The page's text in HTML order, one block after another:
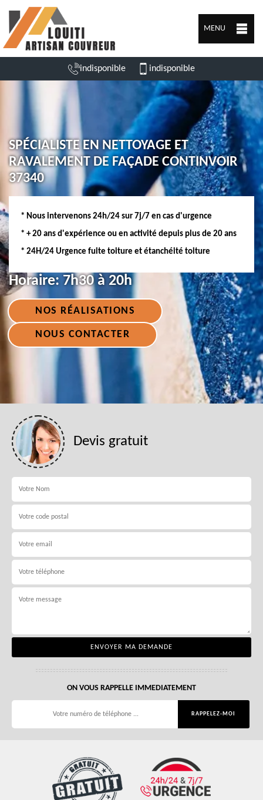
MENU
indisponible indisponible
SPÉCIALISTE EN NETTOYAGE ET
RAVALEMENT DE FAÇADE CONTINVOIR
37340
* Nous intervenons 24h/24 sur 7j/7 en cas d'urgence
* + 20 ans d'expérience ou en activité depuis plus de 20 ans
* 24H/24 Urgence fuite toiture et étanchéité toiture
Horaire: 7h30 à 20h
NOS RÉALISATIONS
NOUS CONTACTER
Devis gratuit
ON VOUS RAPPELLE IMMEDIATEMENT